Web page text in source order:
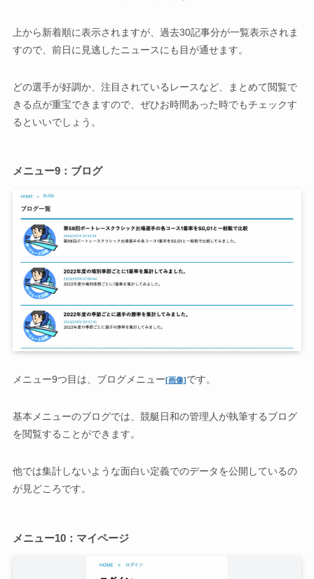
上から新着順に表示されますが、過去30記事分が一覧表示されま
すので、前日に見逃したニュースにも目が通せます。
どの選手が好調か、注目されているレースなど、まとめて閲覧で
きる点が重宝できますので、ぜひお時間あった時でもチェックす
るといいでしょう。
メニュー9：ブログ
メニュー9つ目は、ブログメニュー [画像] です。
基本メニューのブログでは、競艇日和の管理人が執筆するブログ
を閲覧することができます。
他では集計しないような面白い定義でのデータを公開しているの
が見どころです。
メニュー10：マイページ